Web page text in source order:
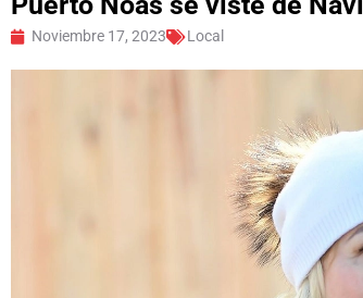
Noviembre 17, 2023 Local